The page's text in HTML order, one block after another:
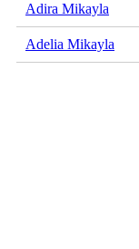
Adira Mikayla
Adelia Mikayla